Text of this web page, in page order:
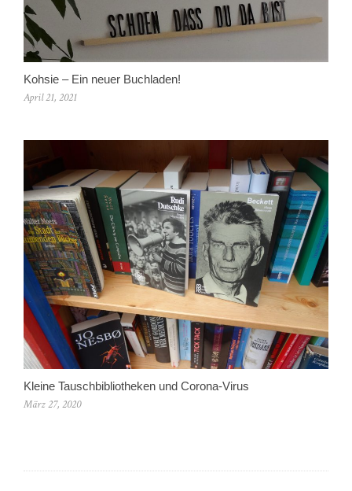
Kohsie – Ein neuer Buchladen!
April 21, 2021
Kleine Tauschbibliotheken und Corona-Virus
März 27, 2020